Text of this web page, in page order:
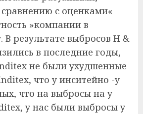
с оценками«
»компании в
результате выбросов H &
в последние годы,
не были ухудшенные
что у инситейно -у
что на выбросы на у
у нас были выбросы у